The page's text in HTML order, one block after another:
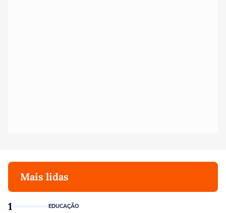
Mais lidas
1 EDUCAÇÃO